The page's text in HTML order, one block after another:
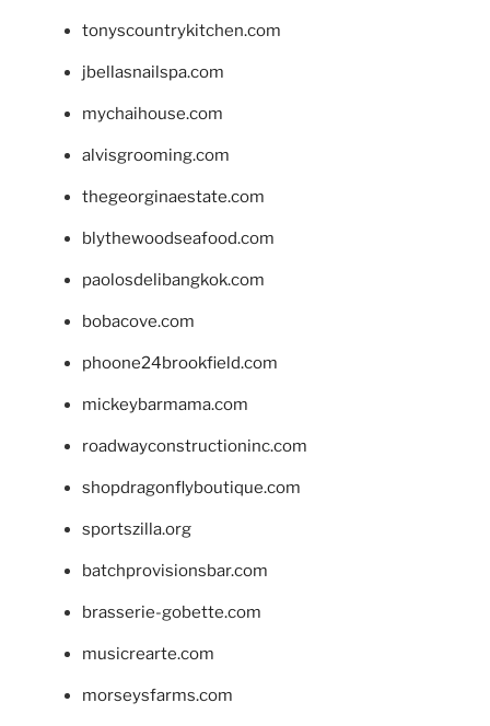
tonyscountrykitchen.com
jbellasnailspa.com
mychaihouse.com
alvisgrooming.com
thegeorginaestate.com
blythewoodseafood.com
paolosdelibangkok.com
bobacove.com
phoone24brookfield.com
mickeybarmama.com
roadwayconstructioninc.com
shopdragonflyboutique.com
sportszilla.org
batchprovisionsbar.com
brasserie-gobette.com
musicrearte.com
morseysfarms.com